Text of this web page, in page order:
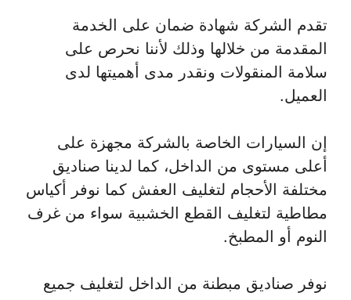
تقدم الشركة شهادة ضمان على الخدمة
المقدمة من خلالها وذلك لأننا نحرص على
سلامة المنقولات ونقدر مدى أهميتها لدى
العميل.
إن السيارات الخاصة بالشركة مجهزة على
أعلى مستوى من الداخل، كما لدينا صناديق
مختلفة الأحجام لتغليف العفش كما نوفر أكياس
مطاطية لتغليف القطع الخشبية سواء من غرف
النوم أو المطبخ.
نوفر صناديق مبطنة من الداخل لتغليف جميع